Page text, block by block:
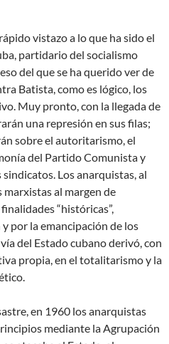
vistazo a lo que ha sido el
partidario del socialismo
del que se ha querido ver de
Batista, como es lógico, los
Muy pronto, con la llegada de
una represión en sus filas;
sobre el autoritarismo, el
del Partido Comunista y
Los anarquistas, al
al margen de
“históricas”,
por la emancipación de los
del Estado cubano derivó, con
propia, en el totalitarismo y la
en 1960 los anarquistas
mediante la Agrupación